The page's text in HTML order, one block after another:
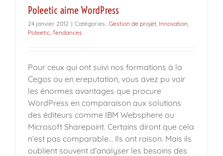
Poleetic aime WordPress
24 janvier 2012 | Catégories : Gestion de projet Innovation
Poleetic Tendances
Pour ceux qui ont suivi nos formations à la
Cegos ou en ereputation, vous avez pu voir
les énormes avantages que procure
WordPress en comparaison aux solutions
des éditeurs comme IBM Websphere ou
Microsoft Sharepoint. Certains diront que cela
n’est pas comparable… Ils ont raison. Mais ils
oublient souvent d'analyser les besoins des